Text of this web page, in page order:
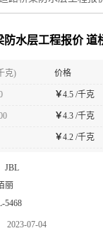
防水层工程报价 道
克) 价格
￥4.5 /千克
￥4.3 /千克
￥4.2 /千克
JBL
丽
5468
2023-07-04